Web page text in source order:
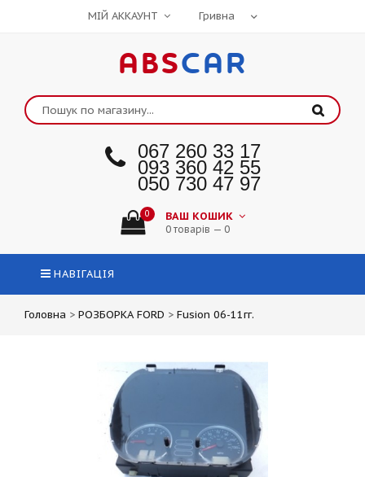
МІЙ АККАУНТ
ABSCAR
067 260 33 17
093 360 42 55
050 730 47 97
0 ВАШ КОШИК
0 товарів — 0
НАВІГАЦІЯ
Головна > РОЗБОРКА FORD > Fusion 06-11гг.